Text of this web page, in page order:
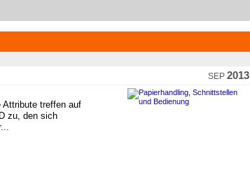
SEP 2013
Attribute treffen auf
zu, den sich